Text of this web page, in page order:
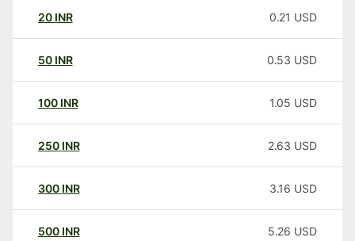
20 INR 0.21 USD
50 INR 0.53 USD
100 INR 1.05 USD
250 INR 2.63 USD
300 INR 3.16 USD
500 INR 5.26 USD